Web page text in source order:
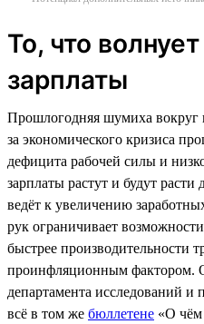
То, что
зарплаты
Прошлогодняя шумиха вокруг
за экономического кризиса
дефицита рабочей силы и
зарплаты растут и будут
ведёт к увеличению
рук ограничивает
быстрее производительности
проинфляционным фактором.
департамента исследований и
всё в том же бюллетене «О чём